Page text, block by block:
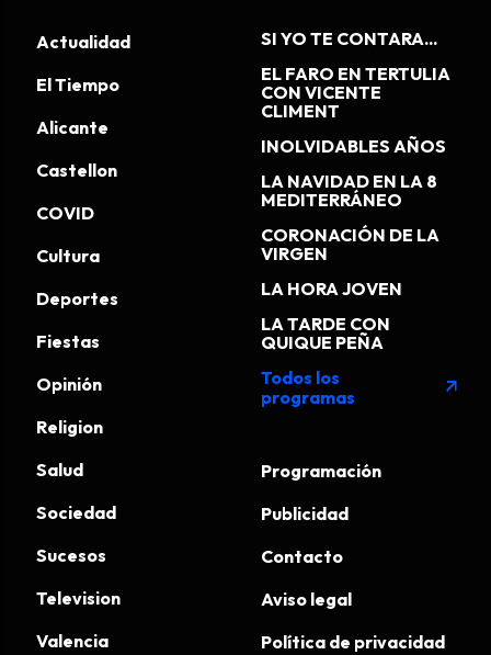
Actualidad
El Tiempo
Alicante
Castellon
COVID
Cultura
Deportes
Fiestas
Opinión
Religion
Salud
Sociedad
Sucesos
Television
Valencia
SI YO TE CONTARA...
EL FARO EN TERTULIA
CON VICENTE
CLIMENT
INOLVIDABLES AÑOS
LA NAVIDAD EN LA 8
MEDITERRÁNEO
CORONACIÓN DE LA
VIRGEN
LA HORA JOVEN
LA TARDE CON
QUIQUE PEÑA
Todos los
programas
arrow_outward
Programación
Publicidad
Contacto
Aviso legal
Política de privacidad